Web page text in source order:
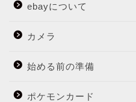
ebayについて
カメラ
始める前の準備
ポケモンカード